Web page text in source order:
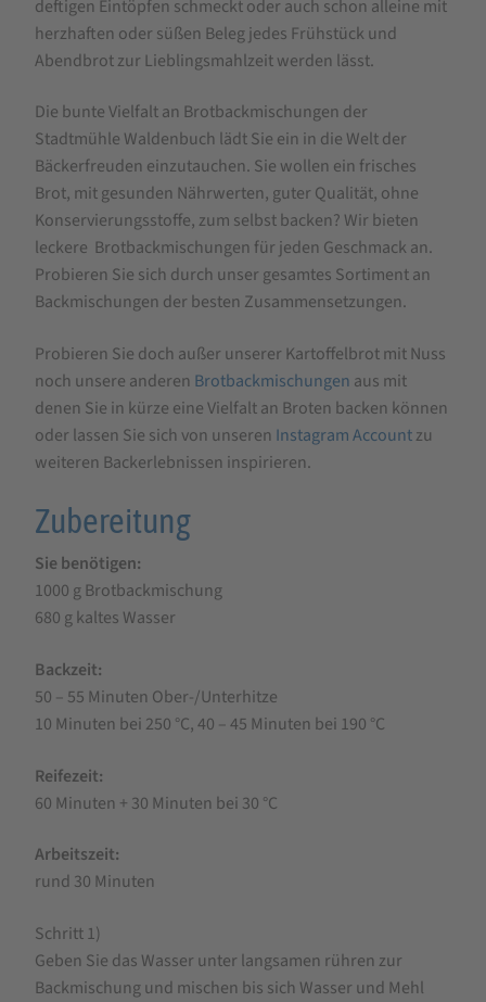
deftigen Eintöpfen schmeckt oder auch schon alleine mit
herzhaften oder süßen Beleg jedes Frühstück und
Abendbrot zur Lieblingsmahlzeit werden lässt.
Die bunte Vielfalt an Brotbackmischungen der
Stadtmühle Waldenbuch lädt Sie ein in die Welt der
Bäckerfreuden einzutauchen. Sie wollen ein frisches
Brot, mit gesunden Nährwerten, guter Qualität, ohne
Konservierungsstoffe, zum selbst backen? Wir bieten
leckere Brotbackmischungen für jeden Geschmack an.
Probieren Sie sich durch unser gesamtes Sortiment an
Backmischungen der besten Zusammensetzungen.
Probieren Sie doch außer unserer Kartoffelbrot mit Nuss
noch unsere anderen Brotbackmischungen aus mit
denen Sie in kürze eine Vielfalt an Broten backen können
oder lassen Sie sich von unseren Instagram Accountzu
weiteren Backerlebnissen inspirieren.
Zubereitung
Sie benötigen:
1000 g Brotbackmischung
680 g kaltes Wasser
Backzeit:
50 – 55 Minuten Ober-/Unterhitze
10 Minuten bei 250 °C, 40 – 45 Minuten bei 190 °C
Reifezeit:
60 Minuten + 30 Minuten bei 30 °C
Arbeitszeit:
rund 30 Minuten
Schritt 1)
Geben Sie das Wasser unter langsamen rühren zur
Backmischung und mischen bis sich Wasser und Mehl